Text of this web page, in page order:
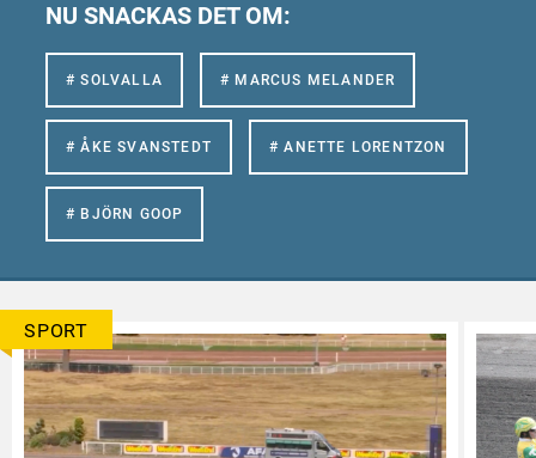
NU SNACKAS DET OM:
# SOLVALLA # MARCUS MELANDER
# ÅKE SVANSTEDT # ANETTE LORENTZON
# BJÖRN GOOP
SPORT